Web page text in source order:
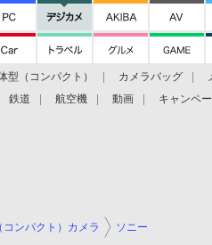
型（コンパクト） カメラバッグ
鉄道 航空機 動画 キャンペ
ンパクト）カメラ ソニー